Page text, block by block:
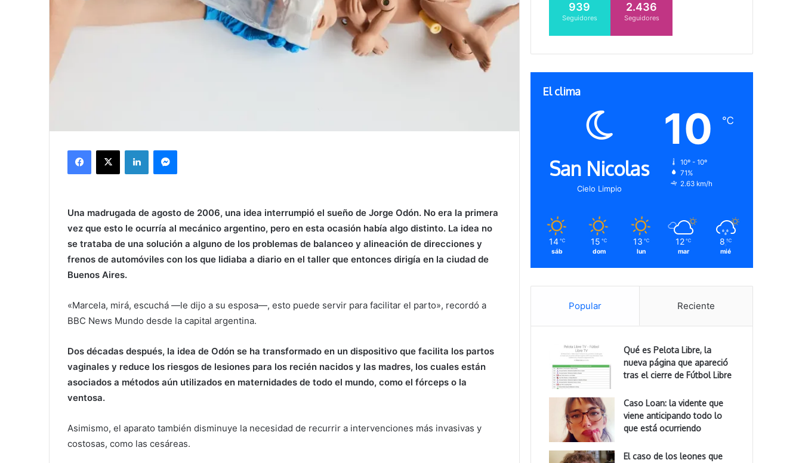
X LinkedIn
Una madrugada de agosto de 2006, una idea interrumpió el sueño de Jorge Odón. No era la primera
vez que esto le ocurría al mecánico argentino, pero en esta ocasión había algo distinto. La idea no
se trataba de una solución a alguno de los problemas de balanceo y alineación de direcciones y
frenos de automóviles con los que lidiaba a diario en el taller que entonces dirigía en la ciudad de
Buenos Aires.
«Marcela, mirá, escuchá —le dijo a su esposa—, esto puede servir para facilitar el parto», recordó a
BBC News Mundo desde la capital argentina.
Dos décadas después, la idea de Odón se ha transformado en un dispositivo que facilita los partos
vaginales y reduce los riesgos de lesiones para los recién nacidos y las madres, los cuales están
asociados a métodos aún utilizados en maternidades de todo el mundo, como el fórceps o la
ventosa.
Asimismo, el aparato también disminuye la necesidad de recurrir a intervenciones más invasivas y
costosas, como las cesáreas.
939
Seguidores
2.436
Seguidores
El clima
San Nicolas
Cielo Limpio
10 ℃
10º - 10º
71%
2.63 km/h
14 ℃
sáb
15 ℃
dom
13 ℃
lun
12 ℃
mar
8 ℃
mié
Popular Reciente
Qué es Pelota Libre, la
nueva página que apareció
tras el cierre de Fútbol Libre
Caso Loan: la vidente que
viene anticipando todo lo
que está ocurriendo
El caso de los leones que